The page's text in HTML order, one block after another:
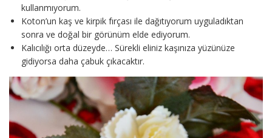
kullanmıyorum.
Koton’un kaş ve kirpik fırçası ile dağıtıyorum uyguladıktan
sonra ve doğal bir görünüm elde ediyorum.
Kalıcılığı orta düzeyde… Sürekli eliniz kaşınıza yüzünüze
gidiyorsa daha çabuk çıkacaktır.